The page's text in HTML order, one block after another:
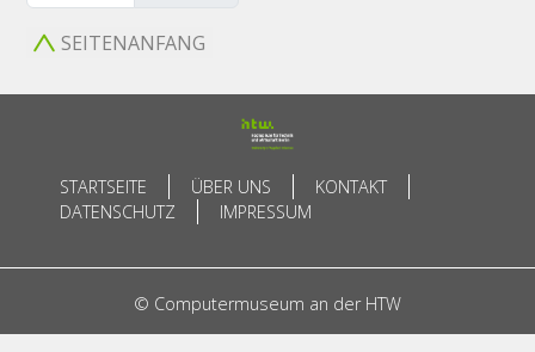
SEITENANFANG
STARTSEITE ÜBER UNS
KONTAKT
DATENSCHUTZ
IMPRESSUM
© Computermuseum an der HTW